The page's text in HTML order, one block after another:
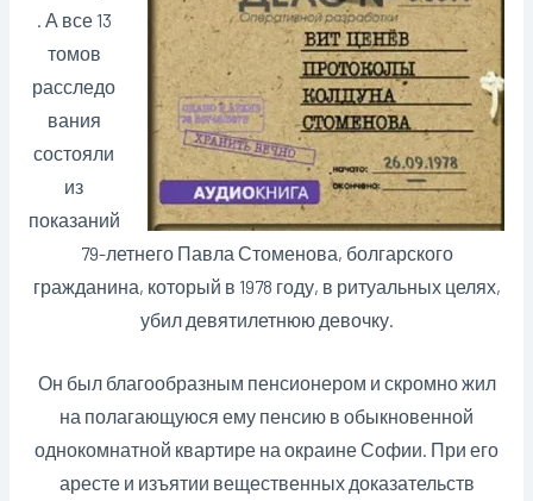
. А все 13
томов
расследо
вания
состояли
из
показаний
79-летнего Павла Стоменова, болгарского
гражданина, который в 1978 году, в ритуальных целях,
убил девятилетнюю девочку.
Он был благообразным пенсионером и скромно жил
на полагающуюся ему пенсию в обыкновенной
однокомнатной квартире на окраине Софии. При его
аресте и изъятии вещественных доказательств